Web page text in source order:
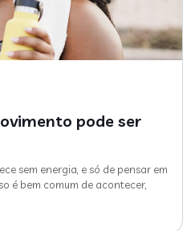
pode ser
sem energia, e só de pensar em
é bem comum de acontecer,